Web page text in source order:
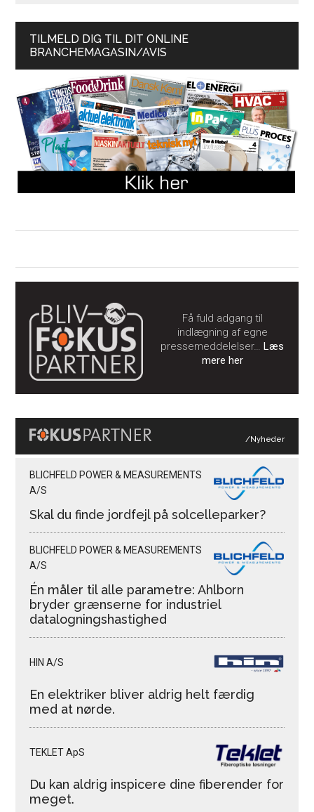
TILMELD DIG TIL DIT ONLINE
BRANCHEMAGASIN/AVIS
Få fuld adgang til
indlægning af egne
pressemeddelelser…Læs
mere her
/Nyheder
BLICHFELD POWER & MEASUREMENTS
A/S
Skal du finde jordfejl på solcelleparker?
BLICHFELD POWER & MEASUREMENTS
A/S
Én måler til alle parametre: Ahlborn
bryder grænserne for industriel
datalogningshastighed
HIN A/S
En elektriker bliver aldrig helt færdig
med at nørde.
TEKLET ApS
Du kan aldrig inspicere dine fiberender for
meget.